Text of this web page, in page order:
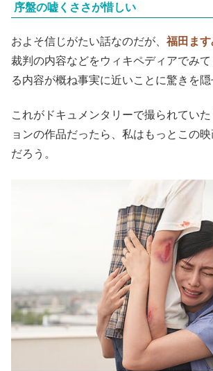
序盤の嘘くささが惜しい
およそ信じがたい話なのだが、 福田ます
裁判の内容などをウィキペディアでみ
る内容が概ね事実に近いことに驚きを隠
これがドキュメンタリーで撮られてい
ョンの作品だったら、私はもっとこの
だろう。